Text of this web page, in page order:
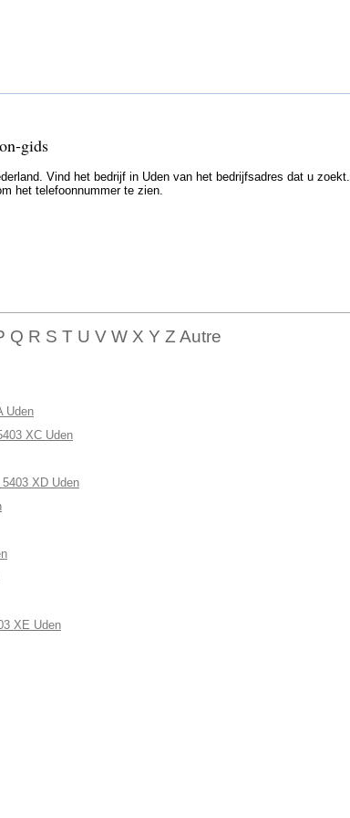
gids
Vind het bedrijf in Uden van het bedrijfsadres dat u zoekt.
het telefoonnummer te zien.
Q R S T U V W X Y Z Autre
Uden
XC Uden
XD Uden
XE Uden